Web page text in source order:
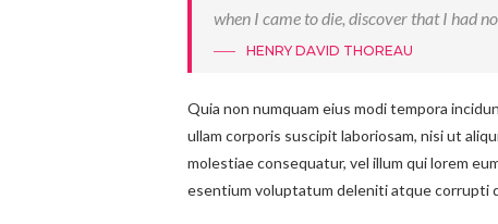
when I came to die, discover that I had
HENRY DAVID THOREAU
Quia non numquam eius modi tempora
ullam corporis suscipit laboriosam, nisi ut
molestiae consequatur, vel illum qui lorem
esentium voluptatum deleniti atque corrupti